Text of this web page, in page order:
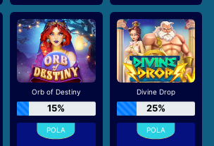
Orb of Destiny
15%
Divine Drop
25%